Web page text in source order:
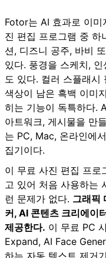
Fotor는 AI 효과로 이
진 편집 프로그램 중 하
션, 디즈니 공주, 바비
있다. 풍경을 스케치,
도 있다. 컬러 스플래시
색상이 남은 흑백 이미
히는 기능이 독특하다.
아트워크, 게시물을 만
는 PC, Mac, 온라인에
집기이다.
이 무료 사진 편집 프로
고 있어 처음 사용하는
런 문제가 없다. 그래픽
커, AI 콘텐츠 크리에이
제공한다. 이 무료 PC
Expand, AI Face